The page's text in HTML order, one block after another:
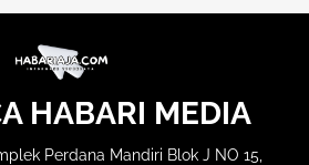
HABARI MEDIA
Perdana Mandiri Blok J NO 15,